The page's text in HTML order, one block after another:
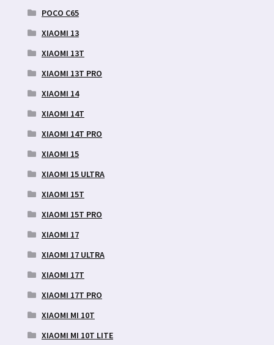
POCO C65
XIAOMI 13
XIAOMI 13T
XIAOMI 13T PRO
XIAOMI 14
XIAOMI 14T
XIAOMI 14T PRO
XIAOMI 15
XIAOMI 15 ULTRA
XIAOMI 15T
XIAOMI 15T PRO
XIAOMI 17
XIAOMI 17 ULTRA
XIAOMI 17T
XIAOMI 17T PRO
XIAOMI MI 10T
XIAOMI MI 10T LITE